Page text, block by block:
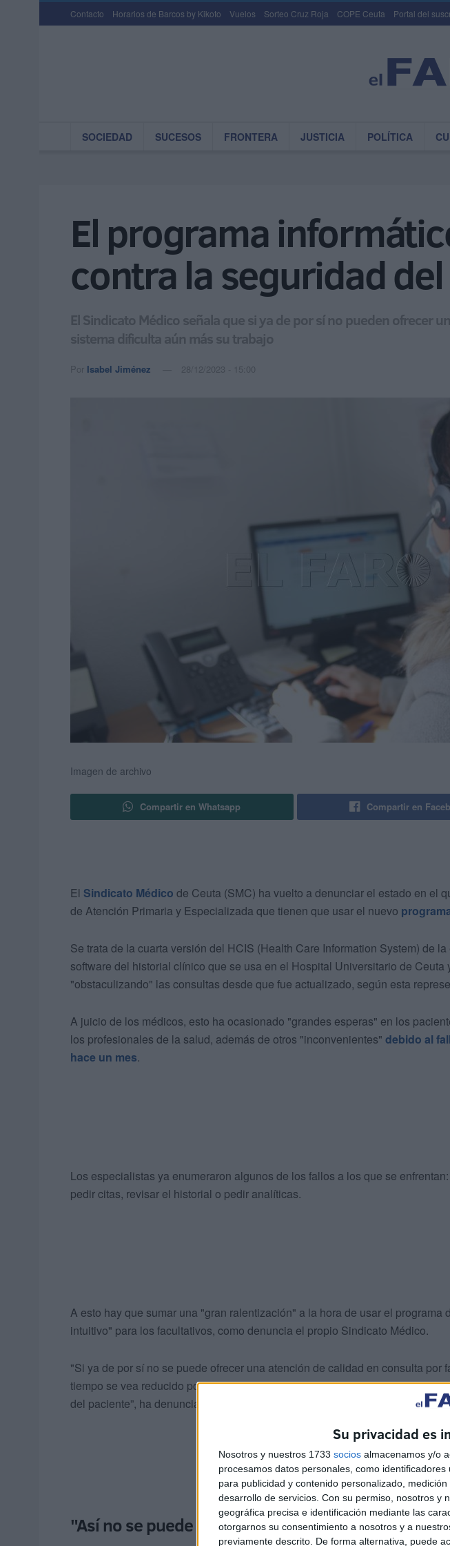
Su privacidad es
Nosotros y nuestros 1733 socios almacenamos y/o
procesamos datos personales, como
para publicidad y contenido personalizado,
desarrollo de servicios. Con su permiso, nosotros y
geográfica precisa e identificación mediante las
otorgarnos su consentimiento a nosotros y a
previamente descrito. De forma alternativa, puede
Contacto Horarios de Barcos by Kikoto Vuelos Sorteo Cruz Roja COPE Ceuta Portal del
SOCIEDAD SUCESOS FRONTERA JUSTICIA POLÍTICA
El programa
contra la seguridad
El Sindicato Médico señala que si ya de por sí no pueden
sistema dificulta aún más su trabajo
Por Isabel Jiménez 28/12/2023 - 15:00
Imagen de archivo
Compartir en Whatsapp Compartir en
El Sindicato Médico de Ceuta (SMC) ha vuelto a denunciar el estado en el
de Atención Primaria y Especializada que tienen que usar el nuevo
Se trata de la cuarta versión del HCIS (Health Care Information System) de
software del historial clínico que se usa en el Hospital Universitario de Ceuta
"obstaculizando" las consultas desde que fue actualizado, según esta
A juicio de los médicos, esto ha ocasionado "grandes esperas" en los
los profesionales de la salud, además de otros "inconvenientes" debido al
hace un mes.
Los especialistas ya enumeraron algunos de los fallos a los que se
pedir citas, revisar el historial o pedir analíticas.
A esto hay que sumar una "gran ralentización" a la hora de usar el programa
intuitivo" para los facultativos, como denuncia el propio Sindicato Médico.
"Si ya de por sí no se puede ofrecer una atención de calidad en consulta por
tiempo se vea reducido por la disfuncionalidad del nuevo sistema
del paciente”, ha denunciado públicamente.
"Así no se puede trabajar"